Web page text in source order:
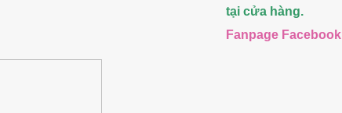
tại cửa hàng.
Fanpage Facebook